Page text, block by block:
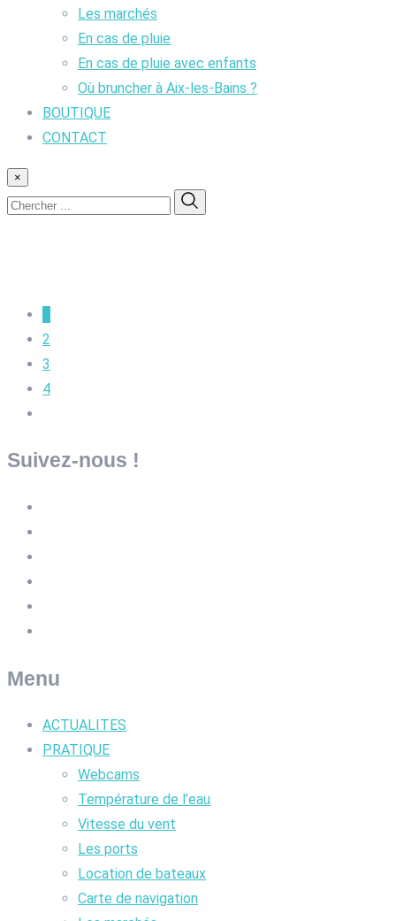
Les marchés
En cas de pluie
En cas de pluie avec enfants
Où bruncher à Aix-les-Bains ?
BOUTIQUE
CONTACT
×
2
3
4
Suivez-nous !
Menu
ACTUALITES
PRATIQUE
Webcams
Température de l’eau
Vitesse du vent
Les ports
Location de bateaux
Carte de navigation